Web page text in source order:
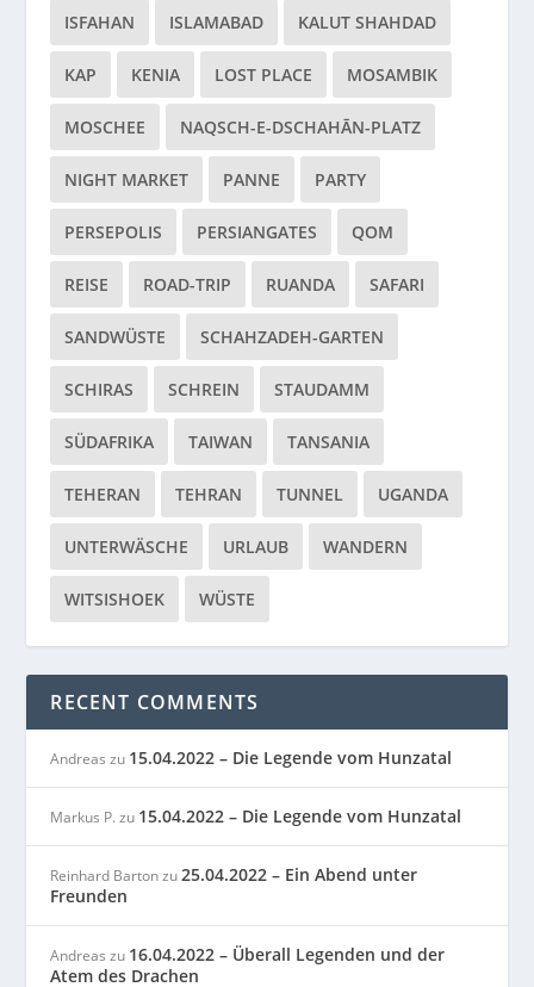
ISFAHAN ISLAMABAD KALUT SHAHDAD
KAP KENIA LOST PLACE MOSAMBIK
MOSCHEE NAQSCH-E-DSCHAHĀN-PLATZ
NIGHT MARKET PANNE PARTY
PERSEPOLIS PERSIANGATES QOM
REISE ROAD-TRIP RUANDA SAFARI
SANDWÜSTE SCHAHZADEH-GARTEN
SCHIRAS SCHREIN STAUDAMM
SÜDAFRIKA TAIWAN TANSANIA
TEHERAN TEHRAN TUNNEL UGANDA
UNTERWÄSCHE URLAUB WANDERN
WITSISHOEK WÜSTE
RECENT COMMENTS
Andreas zu 15.04.2022 – Die Legende vom Hunzatal
Markus P. zu 15.04.2022 – Die Legende vom Hunzatal
Reinhard Bartonzu25.04.2022 – Ein Abend unter
Freunden
Andreas zu 16.04.2022 – Überall Legenden und der
Atem des Drachen